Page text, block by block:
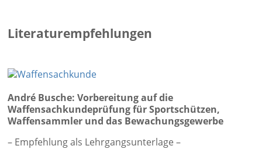
Literaturempfehlungen
André Busche: Vorbereitung auf die
Waffensachkundeprüfung für Sportschützen,
Waffensammler und das Bewachungsgewerbe
– Empfehlung als Lehrgangsunterlage –